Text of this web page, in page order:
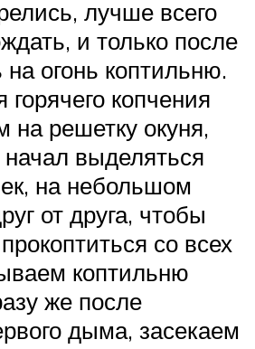
лучше всего
и только после
на огонь коптильню.
горячего копчения
решетку окуня,
начал выделяться
на небольшом
от друга, чтобы
со всех
коптильню
же после
дыма, засекаем